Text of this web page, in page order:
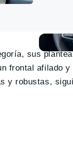
sus
frontal afilado
y robustas,